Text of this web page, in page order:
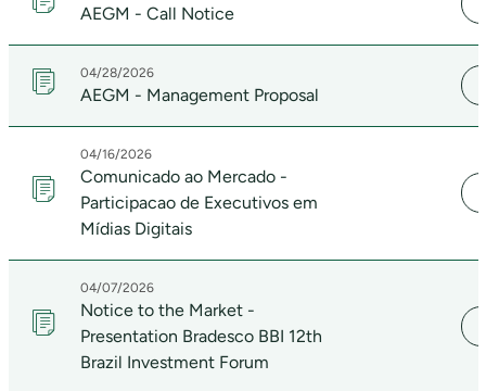
AEGM - Call Notice
04/28/2026
AEGM - Management Proposal
04/16/2026
Comunicado ao Mercado -
Participacao de Executivos em
Mídias Digitais
04/07/2026
Notice to the Market -
Presentation Bradesco BBI 12th
Brazil Investment Forum